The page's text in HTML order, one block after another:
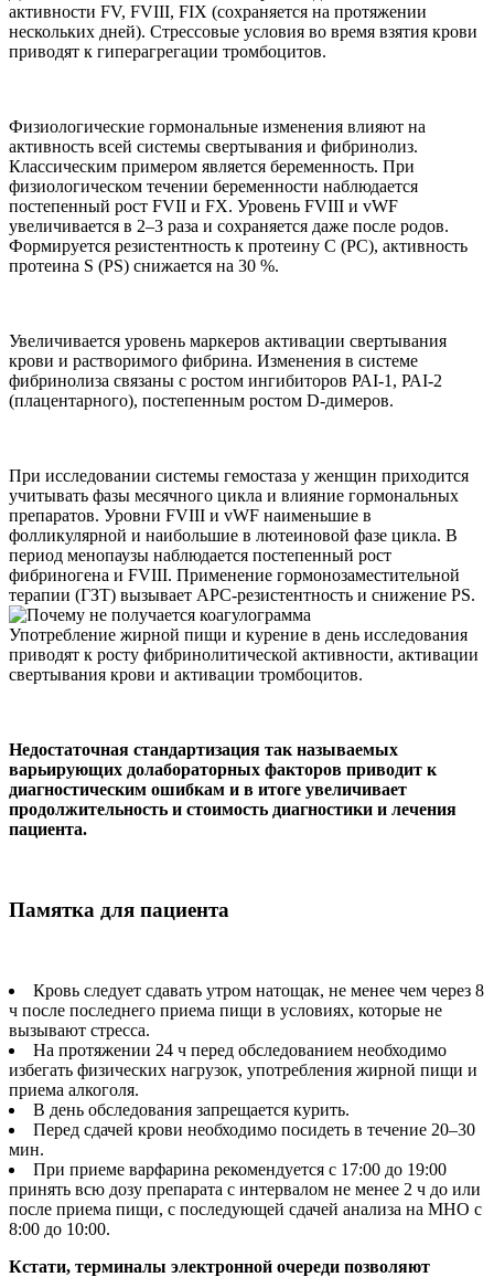
активности FV, FVIII, FIX (сохраняется на протяжении
нескольких дней). Стрессовые условия во время взятия крови
приводят к гиперагрегации тромбоцитов.
Физиологические гормональные изменения влияют на
активность всей системы свертывания и фибринолиз.
Классическим примером является беременность. При
физиологическом течении беременности наблюдается
постепенный рост FVII и FX. Уровень FVIII и vWF
увеличивается в 2–3 раза и сохраняется даже после родов.
Формируется резистентность к протеину С (РС), активность
протеина S (РS) снижается на 30 %.
Увеличивается уровень маркеров активации свертывания
крови и растворимого фибрина. Изменения в системе
фибринолиза связаны с ростом ингибиторов РАI-1, РАI-2
(плацентарного), постепенным ростом D-димеров.
При исследовании системы гемостаза у женщин приходится
учитывать фазы месячного цикла и влияние гормональных
препаратов. Уровни FVIII и vWF наименьшие в
фолликулярной и наибольшие в лютеиновой фазе цикла. В
период менопаузы наблюдается постепенный рост
фибриногена и FVIII. Применение гормонозаместительной
терапии (ГЗТ) вызывает АРС-резистентность и снижение PS.
Употребление жирной пищи и курение в день исследования
приводят к росту фибринолитической активности, активации
свертывания крови и активации тромбоцитов.
Недостаточная стандартизация так называемых
варьирующих долабораторных факторов приводит к
диагностическим ошибкам и в итоге увеличивает
продолжительность и стоимость диагностики и лечения
пациента.
Памятка для пациента
Кровь следует сдавать утром натощак, не менее чем через 8
ч после последнего приема пищи в условиях, которые не
вызывают стресса.
На протяжении 24 ч перед обследованием необходимо
избегать физических нагрузок, употребления жирной пищи и
приема алкоголя.
В день обследования запрещается курить.
Перед сдачей крови необходимо посидеть в течение 20–30
мин.
При приеме варфарина рекомендуется с 17:00 до 19:00
принять всю дозу препарата с интервалом не менее 2 ч до или
после приема пищи, с последующей сдачей анализа на МНО с
8:00 до 10:00.
Кстати, терминалы электронной очереди позволяют